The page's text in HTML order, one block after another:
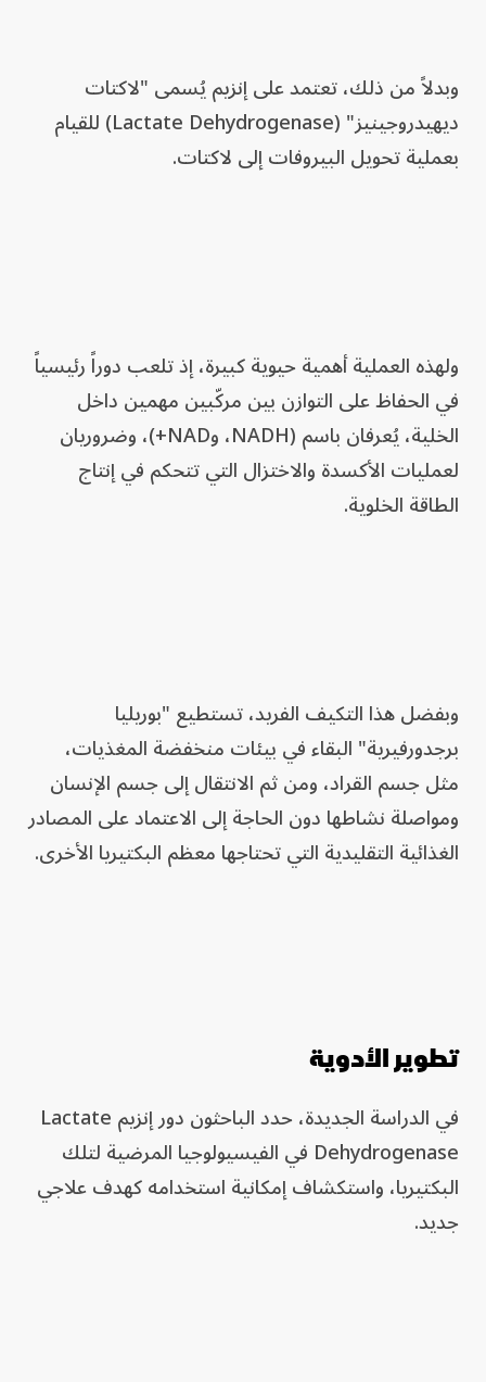
وبدلاً من ذلك، تعتمد على إنزيم يُسمى "لاكتات
ديهيدروجينيز" (Lactate Dehydrogenase) للقيام
بعملية تحويل البيروفات إلى لاكتات.
ولهذه العملية أهمية حيوية كبيرة، إذ تلعب دوراً رئيسياً
في الحفاظ على التوازن بين مركّبين مهمين داخل
الخلية، يُعرفان باسم (NADH، وNAD+)، وضروريان
لعمليات الأكسدة والاختزال التي تتحكم في إنتاج
الطاقة الخلوية.
وبفضل هذا التكيف الفريد، تستطيع "بوريليا
برجدورفيرية" البقاء في بيئات منخفضة المغذيات،
مثل جسم القراد، ومن ثم الانتقال إلى جسم الإنسان
ومواصلة نشاطها دون الحاجة إلى الاعتماد على المصادر
الغذائية التقليدية التي تحتاجها معظم البكتيريا الأخرى.
تطوير الأدوية
في الدراسة الجديدة، حدد الباحثون دور إنزيم Lactate
Dehydrogenase في الفيسيولوجيا المرضية لتلك
البكتيريا، واستكشاف إمكانية استخدامه كهدف علاجي
جديد.